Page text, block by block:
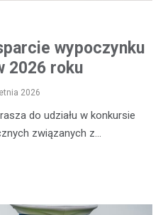
wypoczynku
2026 roku
2026
do udziału w konkursie
związanych z…